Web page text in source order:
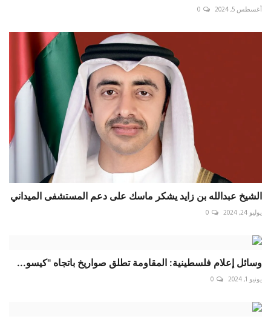
أغسطس 5, 2024 0
الشيخ عبدالله بن زايد يشكر ماسك على دعم المستشفى الميداني
يوليو 24, 2024 0
وسائل إعلام فلسطينية: المقاومة تطلق صواريخ باتجاه "كيسو...
يونيو 1, 2024 0